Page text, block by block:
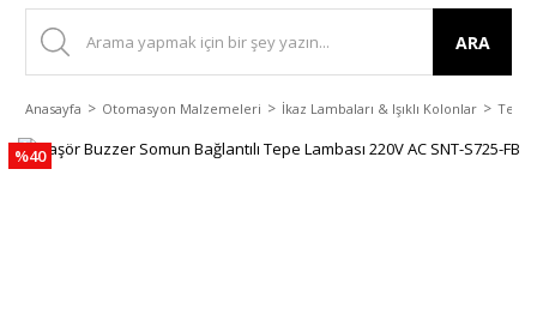
ARA
Anasayfa Otomasyon Malzemeleri İkaz Lambaları & Işıklı Kolonlar Tepe
%40